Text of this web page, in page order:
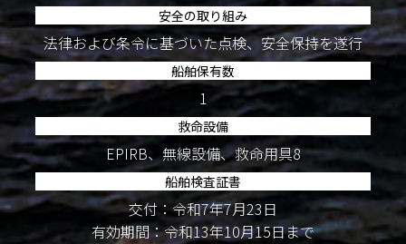
安全の取り組み
法律および条令に基づいた点検、安全保持を遂行
船舶保有数
1
救命設備
EPIRB、無線設備、救命用具8
船舶検査証書
交付：令和7年7月23日
有効期間：令和13年10月15日まで